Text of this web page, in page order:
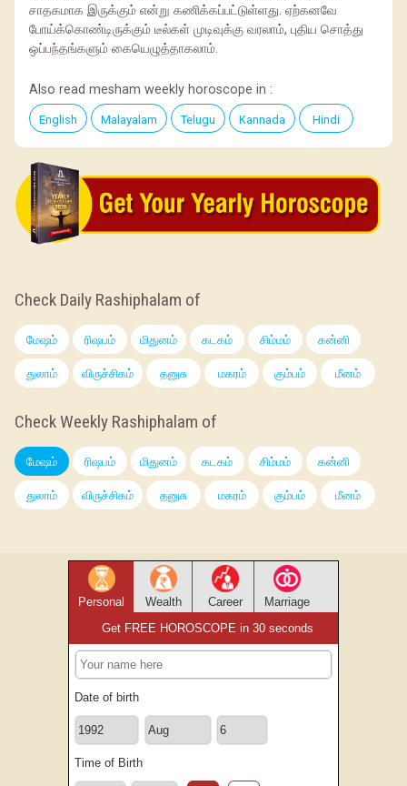
சாதகமாக இருக்கும் என்று கணிக்கப்பட்டுள்ளது. ஏற்கனவே
போய்க்கொண்டிருக்கும் டீல்கள் முடிவுக்கு வரலாம், புதிய சொத்து
ஒப்பந்தங்களும் கையெழுத்தாகலாம்.
Also read mesham weekly horoscope in :
English Malayalam Telugu Kannada Hindi
Check Daily Rashiphalam of
மேஷம் ரிஷபம் மிதுனம் கடகம் சிம்மம் கன்னி
துலாம் விருச்சிகம் தனுசு மகரம் கும்பம் மீனம்
Check Weekly Rashiphalam of
மேஷம் ரிஷபம் மிதுனம் கடகம் சிம்மம் கன்னி
துலாம் விருச்சிகம் தனுசு மகரம் கும்பம் மீனம்
Personal Wealth Career Marriage
Get FREE HOROSCOPE in 30 seconds
Date of birth
Time of Birth